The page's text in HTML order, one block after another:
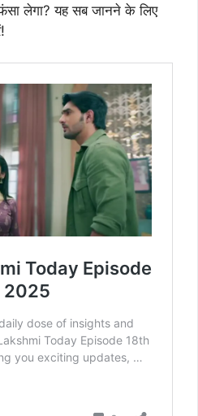
लेगा? यह सब जानने के लिए